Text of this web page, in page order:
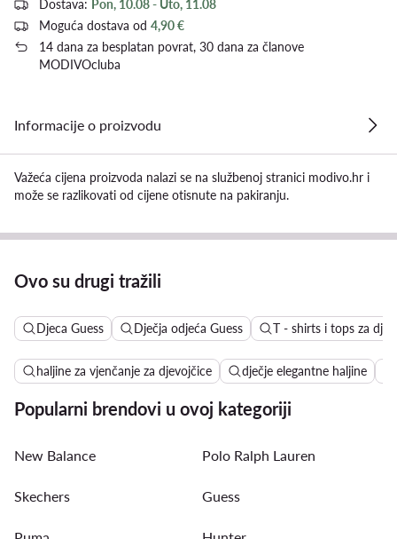
Dostava: Pon, 10.08 - Uto, 11.08
Moguća dostava od 4,90 €
14 dana za besplatan povrat, 30 dana za članove
MODIVOcluba
Informacije o proizvodu
Važeća cijena proizvoda nalazi se na službenoj stranici modivo.hr i
može se razlikovati od cijene otisnute na pakiranju.
Ovo su drugi tražili
Djeca Guess Dječja odjeća Guess T - shirts i tops za
haljine za vjenčanje za djevojčice dječje elegantne haljine
Popularni brendovi u ovoj kategoriji
New Balance Polo Ralph Lauren
Skechers Guess